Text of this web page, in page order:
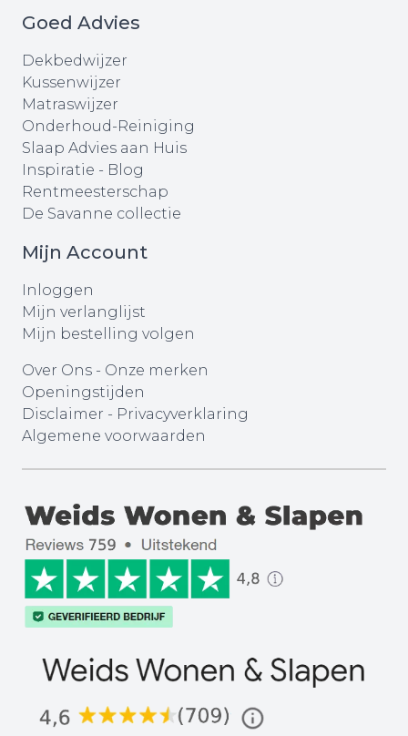
Goed Advies
Dekbedwijzer
Kussenwijzer
Matraswijzer
Onderhoud-Reiniging
Slaap Advies aan Huis
Inspiratie - Blog
Rentmeesterschap
De Savanne collectie
Mijn Account
Inloggen
Mijn verlanglijst
Mijn bestelling volgen
Over Ons - Onze merken
Openingstijden
Disclaimer - Privacyverklaring
Algemene voorwaarden